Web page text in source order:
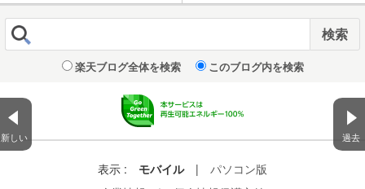
新しい 過去
楽天ブログ全体を検索 このブログ内を検索
表示 : モバイル |
パソコン版